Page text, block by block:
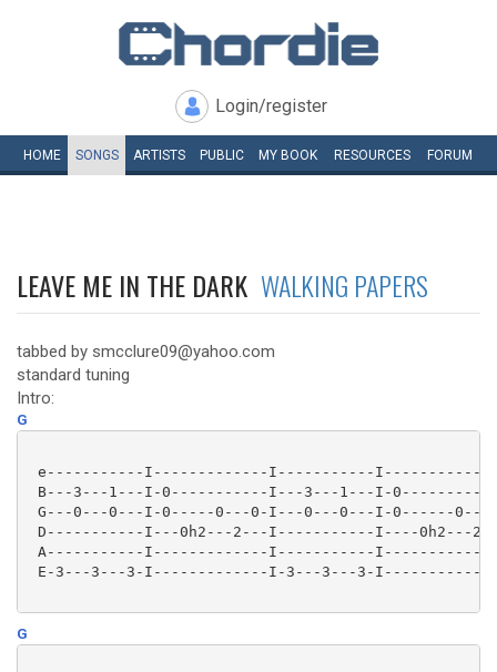
Login/register
HOME SONGS ARTISTS PUBLIC MY BOOK RESOURCES FORUM
LEAVE ME IN THE DARK WALKING PAPERS
tabbed by smcclure09@yahoo.com
standard tuning
Intro:
G
e-----------I-------------I-----------
B---3---1---I-0-----------I---3---1---I-
G---0---0---I-0-----0---0-I---0---0---I-0------0---
D-----------I---0h2---2---I-----------I----0h2---
A-----------I-------------I-----------
E-3---3---3-I-------------I-3---3---3-
G